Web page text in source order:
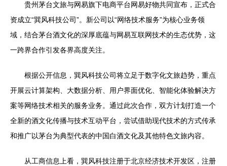
贵州茅台文旅与网易旗下电商平台网易好物共同宣布，正式合
资成立“巽风科技公司”。新公司以“网络技术服务”为核心业务领
域，结合茅台酒文化的深厚底蕴与网易互联网技术的生态优势，这
一跨界合作引发各界高度关注。
根据公开信息，巽风科技公司将立足于数字化文旅趋势，重点
开展云计算架构、大数据分析、用户界面优化、智能化体验解决方
案等网络技术相关的服务业务。通过此次合作，双方计划打造一个
全新的酒文化传播与技术互动平台，尝试借助现代技术的方式传承
和推广以茅台为典型代表的中国白酒文化及其他特色文旅内容。
从工商信息上看，巽风科技注册于北京经济技术开发区，注册